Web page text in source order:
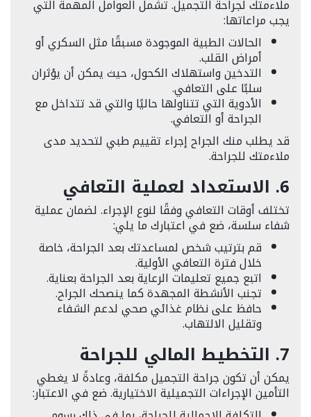
ملاءمتك لجراحة التجميل. تشمل العوامل المهمة التي
يجب مراعاتها:
الحالات الطبية الموجودة مسبقًا مثل السكري أو
أمراض القلب.
التدخين واستهلاك الكحول، حيث يمكن أن يؤثران
سلبًا على التعافي.
الأدوية التي تتناولها حاليًا والتي قد تتداخل مع
الجراحة أو التعافي.
قد يطلب منك الجراح إجراء تقييم طبي لتحديد مدى
ملاءمتك للجراحة.
6. الاستعداد لعملية التعافي
تختلف أوقات التعافي وفقًا لنوع الإجراء. لضمان عملية
شفاء سلسة، ضع في اعتبارك ما يلي:
قم بترتيب شخص لمساعدتك بعد الجراحة، خاصة
خلال فترة التعافي الأولية.
اتبع جميع تعليمات الرعاية بعد الجراحة بعناية.
تجنب الأنشطة المجهدة كما ينصحك الجراح.
حافظ على نظام غذائي صحي لدعم الشفاء
وتقليل الالتهاب.
7. التخطيط المالي للجراحة
يمكن أن تكون جراحة التجميل مكلفة، وعادةً لا يغطي
التأمين الإجراءات التجميلية الاختيارية. ضع في الاعتبار: